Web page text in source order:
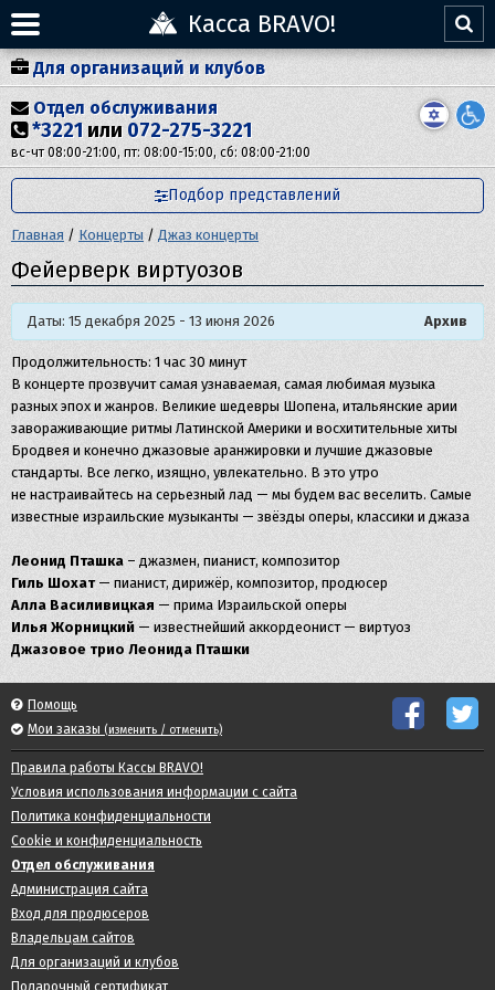
Касса BRAVO!
Для организаций и клубов
Отдел обслуживания
*3221 или 072-275-3221
вс-чт 08:00-21:00, пт: 08:00-15:00, сб: 08:00-21:00
Подбор представлений
Главная / Концерты / Джаз концерты
Фейерверк виртуозов
Архив
Даты: 15 декабря 2025 - 13 июня 2026
Продолжительность: 1 час 30 минут
В концерте прозвучит самая узнаваемая, самая любимая музыка
разных эпох и жанров. Великие шедевры Шопена, итальянские арии
завораживающие ритмы Латинской Америки и восхитительные хиты
Бродвея и конечно джазовые аранжировки и лучшие джазовые
стандарты. Все легко, изящно, увлекательно. В это утро
не настраивайтесь на серьезный лад — мы будем вас веселить. Самые
известные израильские музыканты — звёзды оперы, классики и джаза
Леонид Пташка – джазмен, пианист, композитор
Гиль Шохат— пианист, дирижёр, композитор, продюсер
Алла Василивицкая — прима Израильской оперы
Илья Жорницкий — известнейший аккордеонист — виртуоз
Джазовое трио Леонида Пташки
Помощь
Мои заказы (изменить / отменить)
Правила работы Кассы BRAVO!
Условия использования информации с сайта
Политика конфиденциальности
Cookie и конфиденциальность
Отдел обслуживания
Администрация сайта
Вход для продюсеров
Владельцам сайтов
Для организаций и клубов
Подарочный сертификат